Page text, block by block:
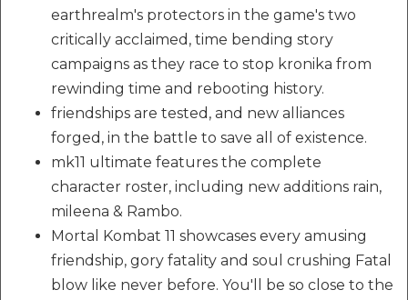
earthrealm's protectors in the game's two
critically acclaimed, time bending story
campaigns as they race to stop kronika from
rewinding time and rebooting history.
friendships are tested, and new alliances
forged, in the battle to save all of existence.
mk11 ultimate features the complete
character roster, including new additions rain,
mileena & Rambo.
Mortal Kombat 11 showcases every amusing
friendship, gory fatality and soul crushing Fatal
blow like never before. You'll be so close to the